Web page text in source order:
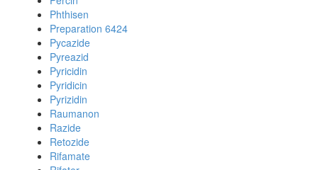
Phthisen
Preparation 6424
Pycazide
Pyreazid
Pyricidin
Pyridicin
Pyrizidin
Raumanon
Razide
Retozide
Rifamate